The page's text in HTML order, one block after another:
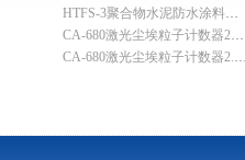
HTFS-3聚合物水泥防水涂料分散机
CA-680激光尘埃粒子计数器28.3L
CA-680激光尘埃粒子